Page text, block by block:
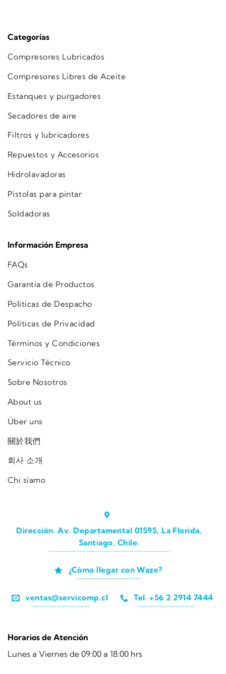
Categorías
Compresores Lubricados
Compresores Libres de Aceite
Estanques y purgadores
Secadores de aire
Filtros y lubricadores
Repuestos y Accesorios
Hidrolavadoras
Pistolas para pintar
Soldadoras
Información Empresa
FAQs
Garantía de Productos
Políticas de Despacho
Políticas de Privacidad
Términos y Condiciones
Servicio Técnico
Sobre Nosotros
About us
Über uns
關於我們
회사 소개
Chi siamo
Dirección. Av. Departamental 01595, La Florida,
Santiago, Chile.
¿Cómo llegar con Waze?
ventas@servicomp.cl Tel. +56 2 2914 7444
Horarios de Atención
Lunes a Viernes de 09:00 a 18:00 hrs